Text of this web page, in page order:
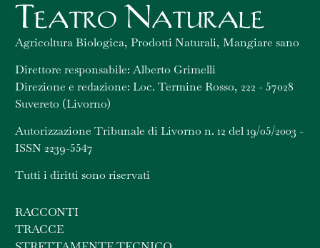
Agricoltura Biologica, Prodotti Naturali, Mangiare sano
Direttore responsabile: Alberto Grimelli
Direzione e redazione: Loc. Termine Rosso, 222 - 57028
Suvereto (Livorno)
Autorizzazione Tribunale di Livorno n. 12 del 19/05/2003 -
ISSN 2239-5547
Tutti i diritti sono riservati
RACCONTI
TRACCE